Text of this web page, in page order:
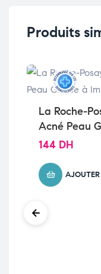
Produits
La Roche-
Acné Peau
| 15ml
144 DH
AJOUTER